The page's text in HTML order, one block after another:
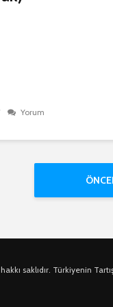
Yorum
saklıdır. Türkiyenin